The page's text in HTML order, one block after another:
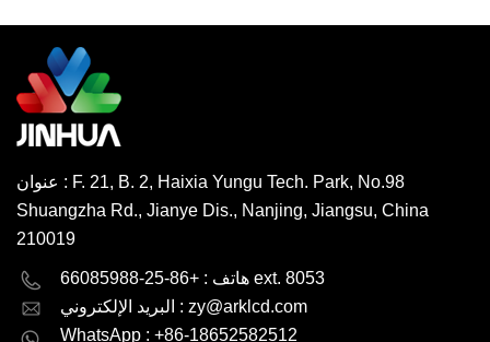
الفوسفور بألوان مختلفة ، يمكن
عنوان : F. 21, B. 2, Haixia Yungu Tech. Park, No.98
Shuangzha Rd., Jianye Dis., Nanjing, Jiangsu, China
210019
هاتف : +86-25-66085988 ext. 8053
البريد الإلكتروني : zy@arklcd.com
WhatsApp : +86-18652582512
English Deutsch
русский español